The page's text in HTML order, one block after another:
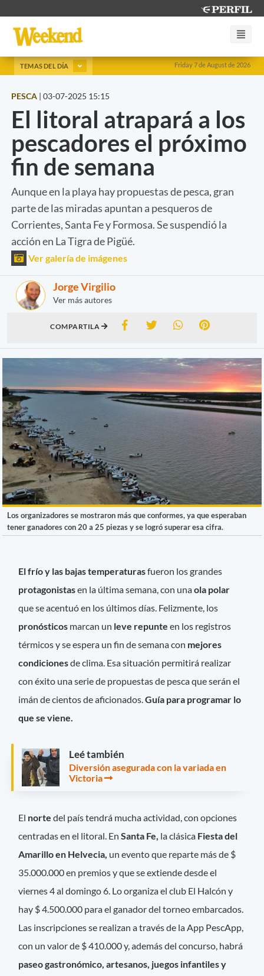
Friday 7 de August de 2026
TEMAS DEL DÍA
PESCA | 03-07-2025 15:15
El litoral atrapará a los
pescadores el próximo
fin de semana
Aunque en la playa hay propuestas de pesca, gran
parte de las miradas apuntan a pesqueros de
Corrientes, Santa Fe y Formosa. Se suspendió la
acción en La Tigra de Pigüé.
Ver galería de imágenes
Jorge Virgilio
Ver más autores
COMPARTILA
Los organizadores se mostraron más que conformes, ya que esperaban
tener ganadores con 20 a 25 piezas y se logró superar esa cifra.
El frío y las bajas temperaturasfueron los grandes
protagonistasen la última semana, con unaola polar
que se acentuó en los últimos días. Felizmente, los
pronósticos marcan un leve repunteen los registros
térmicos y se espera un fin de semana con mejores
condicionesde clima. Esa situación permitirá realizar
con éxito una serie de propuestas de pesca que serán el
imán de cientos de aficionados. Guía para programar lo
que se viene.
Leé también
Diversión asegurada con la variada en
Victoria
El nortedel país tendrá mucha actividad, con opciones
centradas en el litoral. EnSanta Fe, la clásica Fiesta del
Amarillo en Helvecia, un evento que reparte más de $
35.000.000 en premios y que se extiende desde el
viernes 4 al domingo 6. Lo organiza el club El Halcón y
hay $ 4.500.000 para el ganador del torneo embarcados.
Las inscripciones se realizan a través de la App PescApp,
con un valor de $ 410.000 y, además del concurso, habrá
paseo gastronómico, artesanos, juegos infantiles y